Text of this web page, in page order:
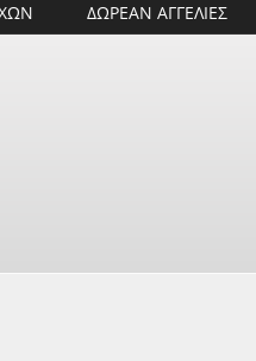
ΔΩΡΕΑΝ ΑΓΓΕΛΙΕΣ